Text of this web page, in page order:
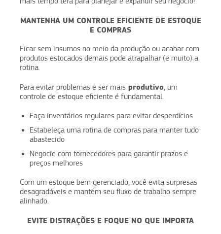
MANTENHA UM CONTROLE EFICIENTE DE ESTOQUE
E COMPRAS
Ficar sem insumos no meio da produção ou acabar com
produtos estocados demais pode atrapalhar (e muito) a
rotina.
Para evitar problemas e ser mais produtivo, um
controle de estoque eficiente é fundamental.
Faça inventários regulares para evitar desperdícios
Estabeleça uma rotina de compras para manter tudo
abastecido
Negocie com fornecedores para garantir prazos e
preços melhores
Com um estoque bem gerenciado, você evita surpresas
desagradáveis e mantém seu fluxo de trabalho sempre
alinhado.
EVITE DISTRAÇÕES E FOQUE NO QUE IMPORTA